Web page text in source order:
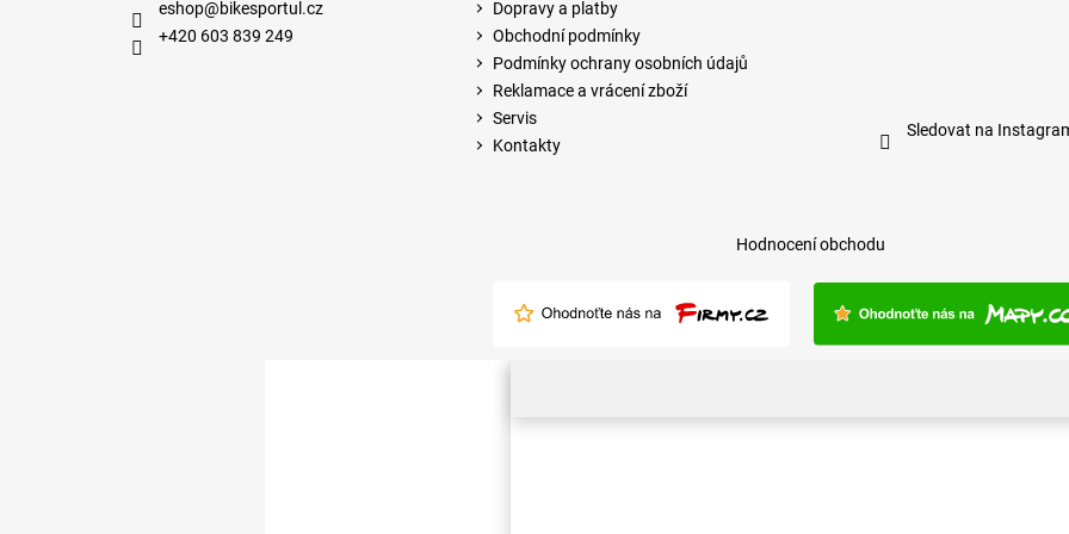
eshop@bikesportul.cz
+420 603 839 249
Dopravy a platby
Obchodní podmínky
Podmínky ochrany osobních údajů
Reklamace a vrácení zboží
Servis
Kontakty
Sledovat na
Hodnocení obchodu